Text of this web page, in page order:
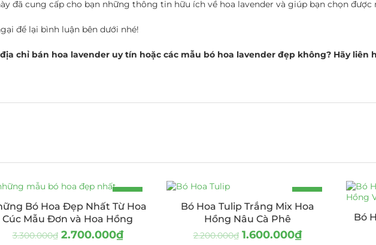
đã cung cấp cho bạn những thông tin hữu ích về hoa lavender và giúp bạn chọn được
để lại bình luận bên dưới nhé!
chỉ bán hoa lavender uy tín hoặc các mẫu bó hoa lavender đẹp không? Hãy liên
-18%
Bó Hoa Đẹp Nhất Từ Hoa
Cúc Mẫu Đơn và Hoa Hồng
3.300.000₫ 2.700.000₫
-27%
Bó Hoa Tulip Trắng Mix Hoa
Hồng Nâu Cà Phê
2.200.000₫ 1.600.000₫
Bó